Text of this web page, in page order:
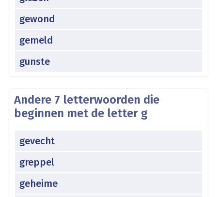
gewond
gemeld
gunste
Andere 7 letterwoorden die
beginnen met de letter g
gevecht
greppel
geheime